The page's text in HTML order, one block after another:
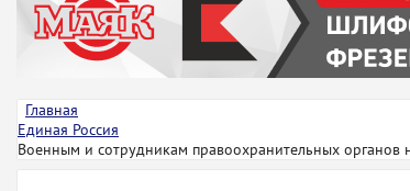
ЗАВОДУ "МАЯК" 85 ЛЕТ
ЭКОЛОГИЯ
Главная
Единая Россия
Военным и сотрудникам правоохранительных органов